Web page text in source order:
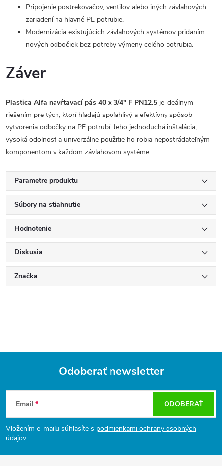
Pripojenie postrekovačov, ventilov alebo iných závlahových
zariadení na hlavné PE potrubie.
Modernizácia existujúcich závlahových systémov pridaním
nových odbočiek bez potreby výmeny celého potrubia.
Záver
Plastica Alfa navŕtavací pás 40 x 3/4" F PN12.5 je ideálnym
riešením pre tých, ktorí hľadajú spoľahlivý a efektívny spôsob
vytvorenia odbočky na PE potrubí. Jeho jednoduchá inštalácia,
vysoká odolnosť a univerzálne použitie ho robia nepostrádateľným
komponentom v každom závlahovom systéme.
Parametre produktu
Súbory na stiahnutie
Hodnotenie
Diskusia
Značka
e
Odoberať newsletter
Email
Vložením e-mailu súhlasíte s podmienkami ochrany osobných
údajov
ODOBERAŤ